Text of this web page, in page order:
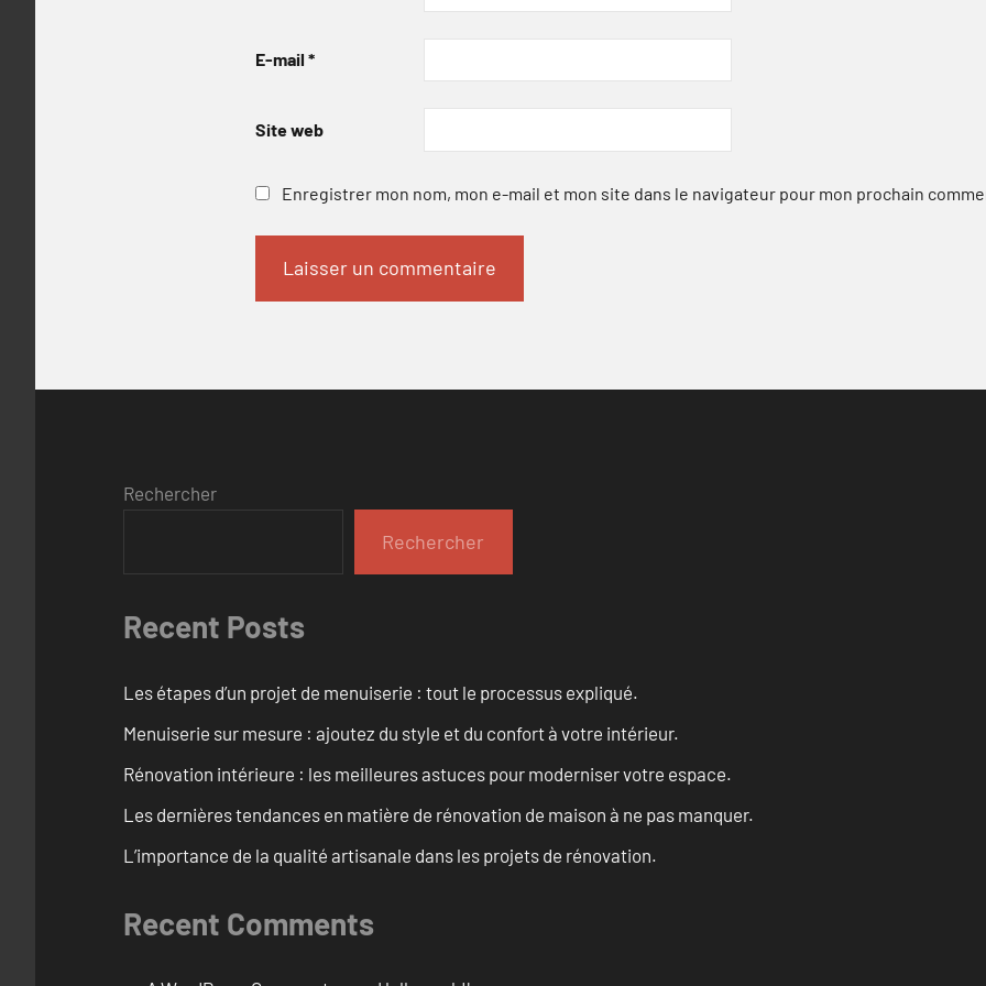
E-mail *
Site web
Enregistrer mon nom, mon e-mail et mon site dans le navigateur pour mon prochain
Rechercher
Rechercher
Recent Posts
Les étapes d’un projet de menuiserie : tout le processus expliqué.
Menuiserie sur mesure : ajoutez du style et du confort à votre intérieur.
Rénovation intérieure : les meilleures astuces pour moderniser votre espace.
Les dernières tendances en matière de rénovation de maison à ne pas manquer.
L’importance de la qualité artisanale dans les projets de rénovation.
Recent Comments